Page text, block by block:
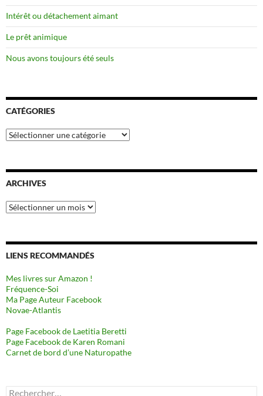
Intérêt ou détachement aimant
Le prêt animique
Nous avons toujours été seuls
CATÉGORIES
Catégories
ARCHIVES
Archives
LIENS RECOMMANDÉS
Mes livres sur Amazon !
Fréquence-Soi
Ma Page Auteur Facebook
Novae-Atlantis
Page Facebook de Laetitia Beretti
Page Facebook de Karen Romani
Carnet de bord d’une Naturopathe
Rechercher :